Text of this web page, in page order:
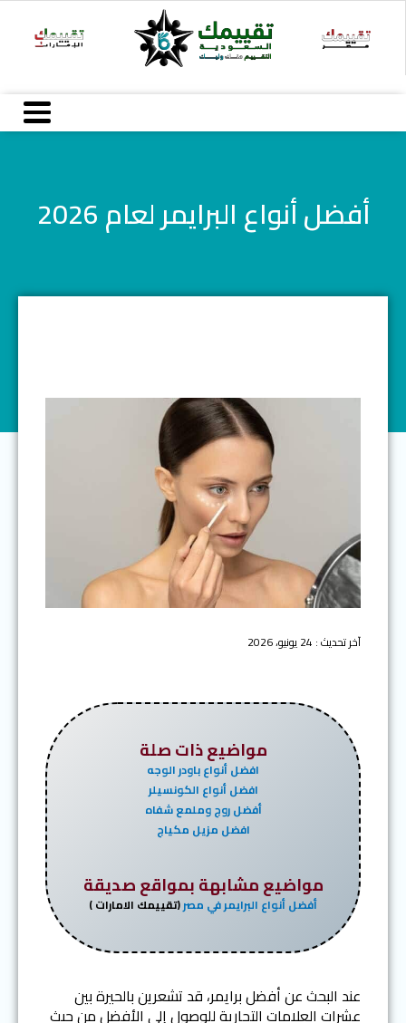
تخطي
المحتوى
أفضل أنواع البرايمر لعام 2026
آخر تحديث : 24 يونيو، 2026
مواضيع ذات صلة
افضل أنواع باودر الوجه
افضل أنواع الكونسيلر
أفضل روج وملمع شفاه
افضل مزيل مكياج
مواضيع مشابهة بمواقع صديقة
أفضل أنواع البرايمر في مصر(تقييمك الامارات )
عند البحث عن أفضل برايمر، قد تشعرين بالحيرة بين
عشرات العلامات التجارية للوصول إلى الأفضل من حيث